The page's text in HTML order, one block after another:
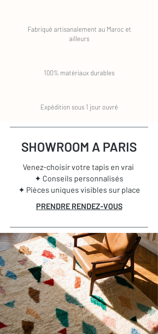
Fabriqué artisanalement au Maroc et
ailleurs
100% matériaux durables
Expédition sous 1 jour ouvré
SHOWROOM A PARIS
Venez-choisir votre tapis en vrai
✦ Conseils personnalisés
✦ Pièces uniques visibles sur place
PRENDRE RENDEZ-VOUS